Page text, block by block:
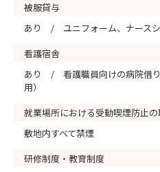
被服貸与
あり / ユニフォーム、ナースシ
看護宿舎
あり / 看護職員向けの病院借
用）
就業場所における受動喫煙防止
敷地内すべて禁煙
研修制度・教育制度